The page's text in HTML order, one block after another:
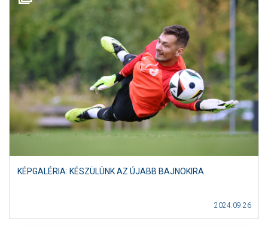
KÉPGALÉRIA: KÉSZÜLÜNK AZ ÚJABB BAJNOKIRA
2024.09.26